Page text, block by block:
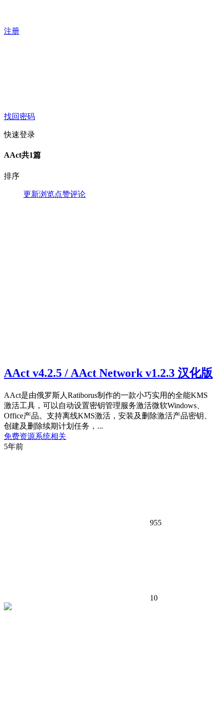
注册
找回密码
快速登录
AAct共1篇
排序
更新浏览点赞评论
AAct v4.2.5 / AAct Network v1.2.3 汉化版
AAct是由俄罗斯人Ratiborus制作的一款小巧实用的全能KMS
激活工具，可以自动设置密钥管理服务激活微软Windows、
Office产品。支持离线KMS激活，安装及删除激活产品密钥、
创建及删除续期计划任务，...
免费资源系统相关
5年前
955
10